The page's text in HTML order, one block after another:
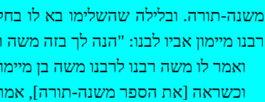
משנה-תורה. ובלילה שהשלימו בא לו
רבנו מיימון אביו לבנו: "הנה לך בזה משה
ואמר לו משה רבנו לרבנו משה בן
וכשראה [את הספר משנה-תורה],